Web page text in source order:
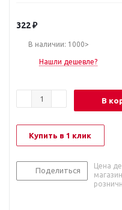
322₽
В наличии: 1000>
Нашли дешевле?
В
Купить в 1 клик
Поделиться
Цена